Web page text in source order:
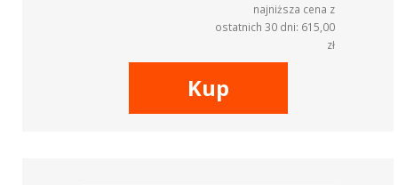
najniższa cena z
ostatnich 30 dni: 615,00
zł
Kup